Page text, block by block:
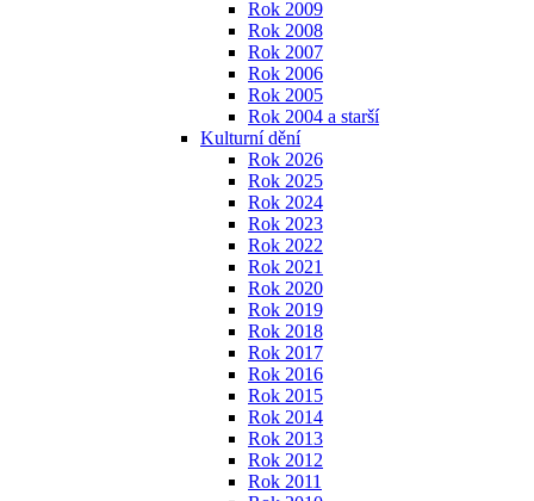
Rok 2009
Rok 2008
Rok 2007
Rok 2006
Rok 2005
Rok 2004 a starší
Kulturní dění
Rok 2026
Rok 2025
Rok 2024
Rok 2023
Rok 2022
Rok 2021
Rok 2020
Rok 2019
Rok 2018
Rok 2017
Rok 2016
Rok 2015
Rok 2014
Rok 2013
Rok 2012
Rok 2011